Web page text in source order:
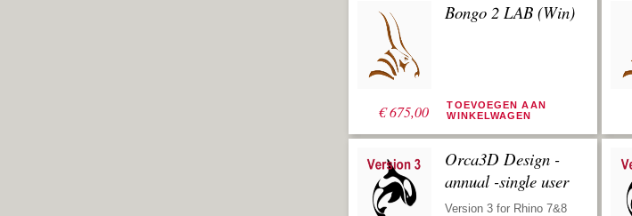
€675,00
Bongo 2 LAB (Win)
TOEVOEGEN AAN
WINKELWAGEN
Orca3D Design -
annual -single user
Version 3 for Rhino 7&8